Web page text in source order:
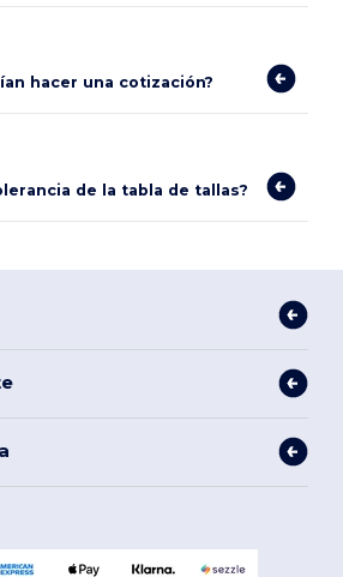
hacer una cotización?
de la tabla de tallas?